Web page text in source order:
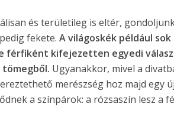
és területileg is eltér,
fekete.A világoskék például
férfiként kifejezetten egyedi
Ugyanakkor, mivel a
merészség hoz majd egy
a színpárok: a rózsaszín lesz a